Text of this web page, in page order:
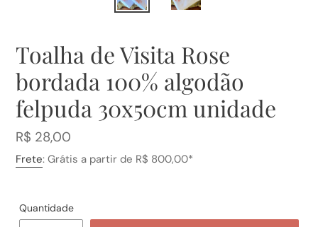
Toalha de Visita Rose
bordada 100% algodão
felpuda 30x50cm unidade
Preço
normal
R$ 28,00
Frete: Grátis a partir de R$ 800,00*
Quantidade